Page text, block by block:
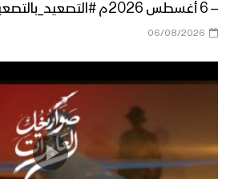
– 6 أغسطس 2026م #التصعيد_بالتصعيد
06/08/2026